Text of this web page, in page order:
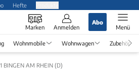
Hefte
Marken Anmelden
Abo
Menü
Wohnmobile Wohnwagen Zubehör
BINGEN AM RHEIN (D)